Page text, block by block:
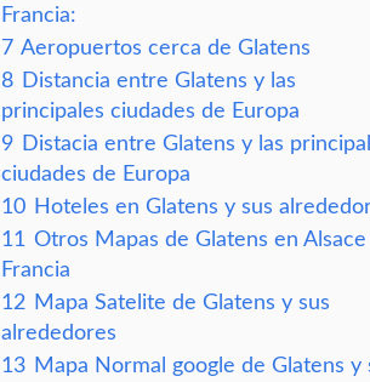
Francia:
7 Aeropuertos cerca de Glatens
8 Distancia entre Glatens y las
principales ciudades de Europa
9 Distacia entre Glatens y las
ciudades de Europa
10 Hoteles en Glatens y sus
11 Otros Mapas de Glatens en Alsace
Francia
12 Mapa Satelite de Glatens y sus
alrededores
13 Mapa Normal google de Glatens y